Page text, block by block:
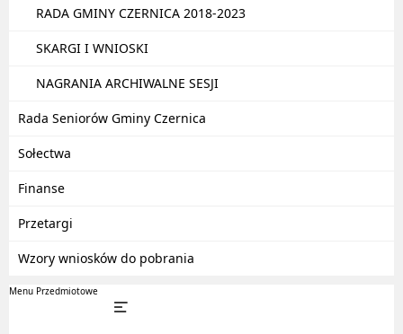
RADA GMINY CZERNICA 2018-2023
SKARGI I WNIOSKI
NAGRANIA ARCHIWALNE SESJI
Rada Seniorów Gminy Czernica
Sołectwa
Finanse
Przetargi
Wzory wniosków do pobrania
Menu Przedmiotowe